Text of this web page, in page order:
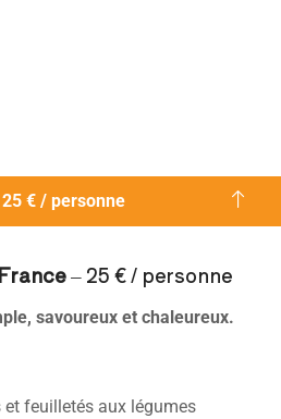
€ / personne
– 25 € / personne
savoureux et chaleureux.
et feuilletés aux légumes